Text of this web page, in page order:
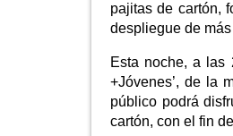
pajitas de cartón,
despliegue de
Esta noche, a las
+Jóvenes’, de la
público podrá
cartón, con el fin